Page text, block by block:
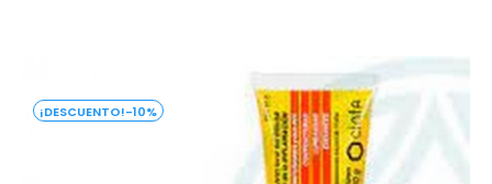
-10%